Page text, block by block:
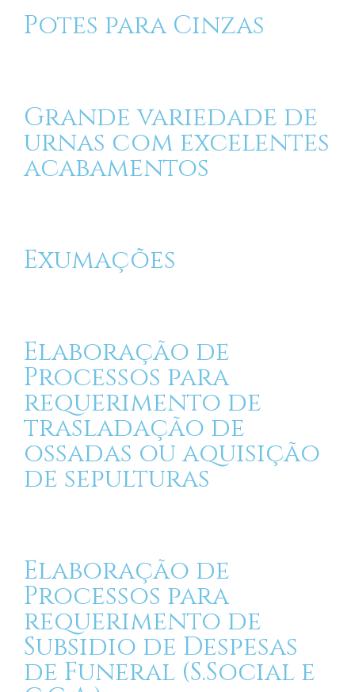
Potes para Cinzas
Grande variedade de
urnas com excelentes
acabamentos
Exumações
Elaboração de
Processos para
requerimento de
trasladação de
ossadas ou aquisição
de sepulturas
Elaboração de
Processos para
requerimento de
Subsidio de Despesas
de Funeral (S.Social e